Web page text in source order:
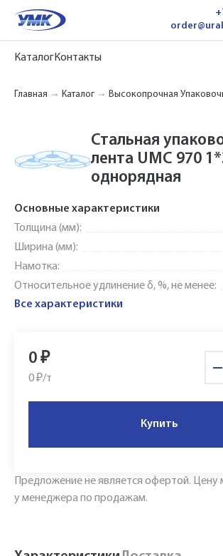
КаталогКонтакты
Главная Каталог Высокопрочная
Стальная
лента UMC 970
однорядная
Основные характеристики
Толщина (мм):
Ширина (мм):
Намотка:
Относительное удлинение δ, %, не менее:
Все характеристики
0 ₽
0 ₽/т
Купить
Предложение не является офертой. Цену
у менеджера по продажам.